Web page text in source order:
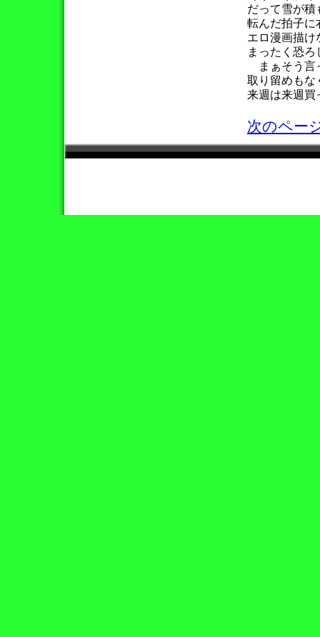
だって雪が積
転んだ拍子に
エロ漫画描け
まったく恐
まぁそう言
取り留めもな
来週は来週買
次のペー